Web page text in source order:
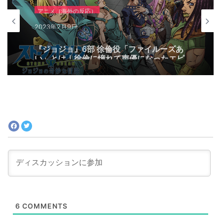
アニメ（海外の反応）
2023年2月9日
『ジョジョ』6部 徐倫役「ファイルーズあ
い」とは｜徐倫に憧れて声優になったエピ
ソードも
6 COMMENTS